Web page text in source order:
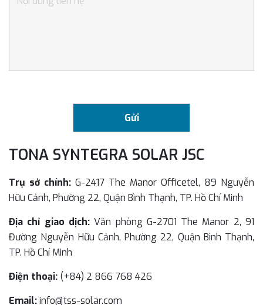
TONA SYNTEGRA SOLAR JSC
Trụ sở chính: G-2417 The Manor Officetel, 89 Nguyễn
Hữu Cảnh, Phường 22, Quận Bình Thạnh, TP. Hồ Chí Minh
Địa chỉ giao dịch:Văn phòng G-2701 The Manor 2, 91
Đường Nguyễn Hữu Cảnh, Phường 22, Quận Bình Thạnh,
TP. Hồ Chí Minh
Điện thoại: (+84) 2 866 768 426
Email:info@tss-solar.com